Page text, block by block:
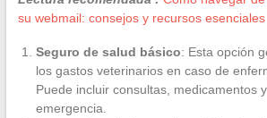
su webmail: consejos y recursos esenciales
Seguro de salud básico: Esta opción
los gastos veterinarios en caso de
Puede incluir consultas, medicamentos
emergencia.